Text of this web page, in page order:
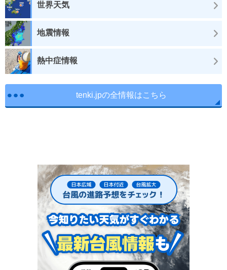
世界天気
地震情報
熱中症情報
tenki.jpの全情報はこちら